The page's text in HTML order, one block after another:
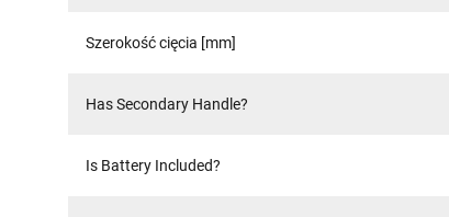
Szerokość cięcia [mm]
Has Secondary Handle?
Is Battery Included?